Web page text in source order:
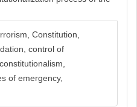
Constitution,
control of
of emergency,